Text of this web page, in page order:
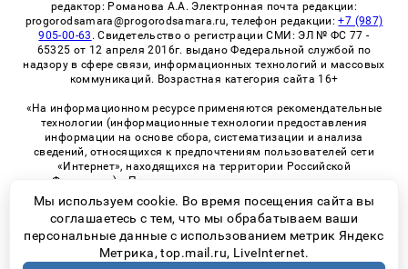
редактор: Романова А.А. Электронная почта редакции:
progorodsamara@progorodsamara.ru, телефон редакции:+7 (987)
905-00-63 . Свидетельство о регистрации СМИ: ЭЛ № ФС 77 -
65325 от 12 апреля 2016г. выдано Федеральной службой по
надзору в сфере связи, информационных технологий и массовых
коммуникаций. Возрастная категория сайта 16+
«На информационном ресурсе применяются рекомендательные
технологии (информационные технологии предоставления
информации на основе сбора, систематизации и анализа
сведений, относящихся к предпочтениям пользователей сети
«Интернет», находящихся на территории Российской
Федерации)». Правила применения рекомендательных
технологий в виджетах рекламно-обменной сети
«СМИ2» (PDF)
© 2026 «ProGorodSamara» | Все права защищены
Мы используем cookie. Во время посещения сайта вы
соглашаетесь с тем, что мы обрабатываем ваши
персональные данные с использованием метрик Яндекс
Метрика, top.mail.ru, LiveInternet.